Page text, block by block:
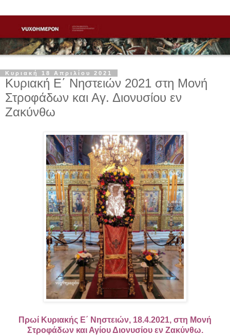
Κυριακή 18 Απριλίου 2021
Κυριακή Ε΄ Νηστειών 2021 στη Μονή
Στροφάδων και Αγ. Διονυσίου εν
Ζακύνθω
Πρωί Κυριακής Ε΄ Νηστειών, 18.4.2021, στη Μονή
Στροφάδων και Αγίου Διονυσίου εν Ζακύνθω.